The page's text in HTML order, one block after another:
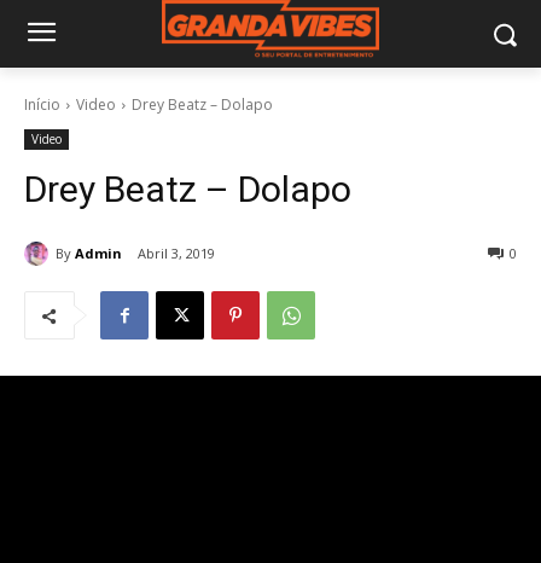
Início Video Drey Beatz – Dolapo
Video
Drey Beatz – Dolapo
By Admin Abril 3, 2019 0